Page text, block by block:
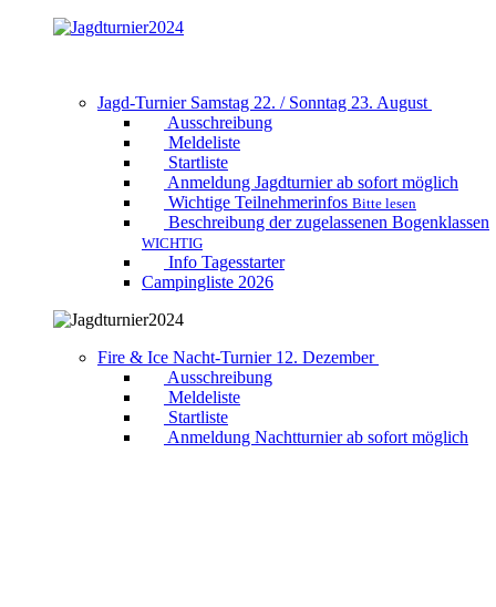
Jagd-Turnier Samstag 22. / Sonntag 23. August
Ausschreibung
Meldeliste
Startliste
Anmeldung Jagdturnier ab sofort möglich
Wichtige Teilnehmerinfos Bitte lesen
Beschreibung der zugelassenen Bogenklassen
WICHTIG
Info Tagesstarter
Campingliste 2026
Fire & Ice Nacht-Turnier 12. Dezember
Ausschreibung
Meldeliste
Startliste
Anmeldung Nachtturnier ab sofort möglich